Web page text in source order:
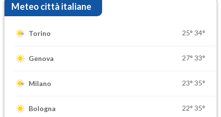
Meteo città italiane
Torino 25° 34°
Genova 27° 33°
Milano 23° 35°
Bologna 22° 35°